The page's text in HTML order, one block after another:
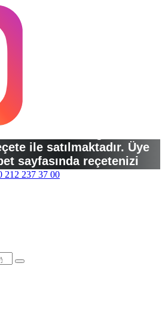
düzenlemelere göre
ile satılmaktadır. Üye
sayfasında reçetenizi
212 237 37 00